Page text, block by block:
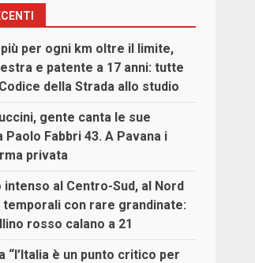
per ogni km oltre il limite,
e patente a 17 anni: tutte
della Strada allo studio
gente canta le sue
Paolo Fabbri 43. A Pavana i
privata
intenso al Centro-Sud, al Nord
con rare grandinate:
rosso calano a 21
“l’Italia è un punto critico per